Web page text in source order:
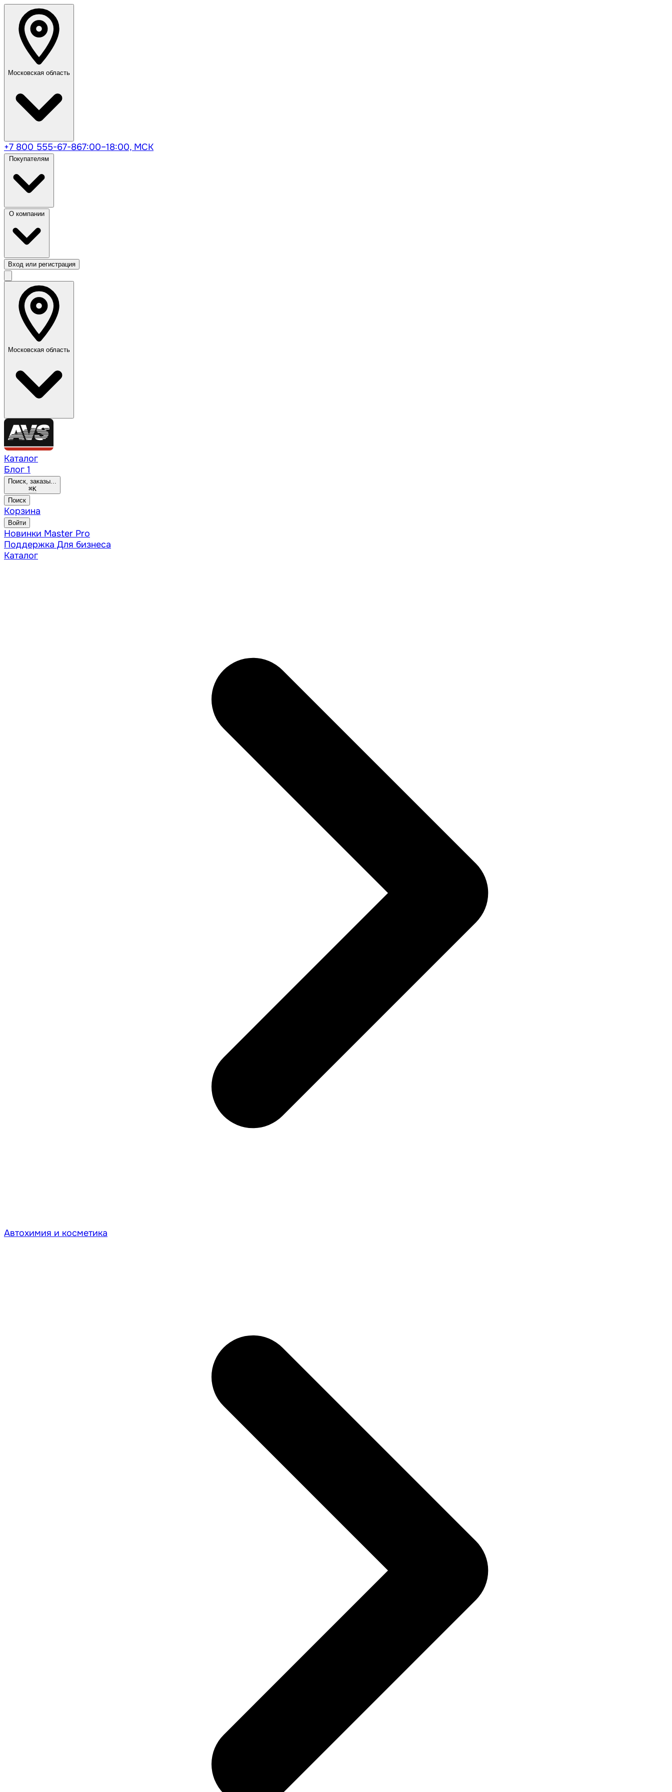
Московская область
+7 800 555-67-867:00–18:00, МСК
Вход или регистрация
Московская область
Каталог
Блог 1
Поиск, заказы...
⌘K
Поиск
Корзина
Войти
Новинки Master Pro
Поддержка Для бизнеса
Каталог
Автохимия и косметика